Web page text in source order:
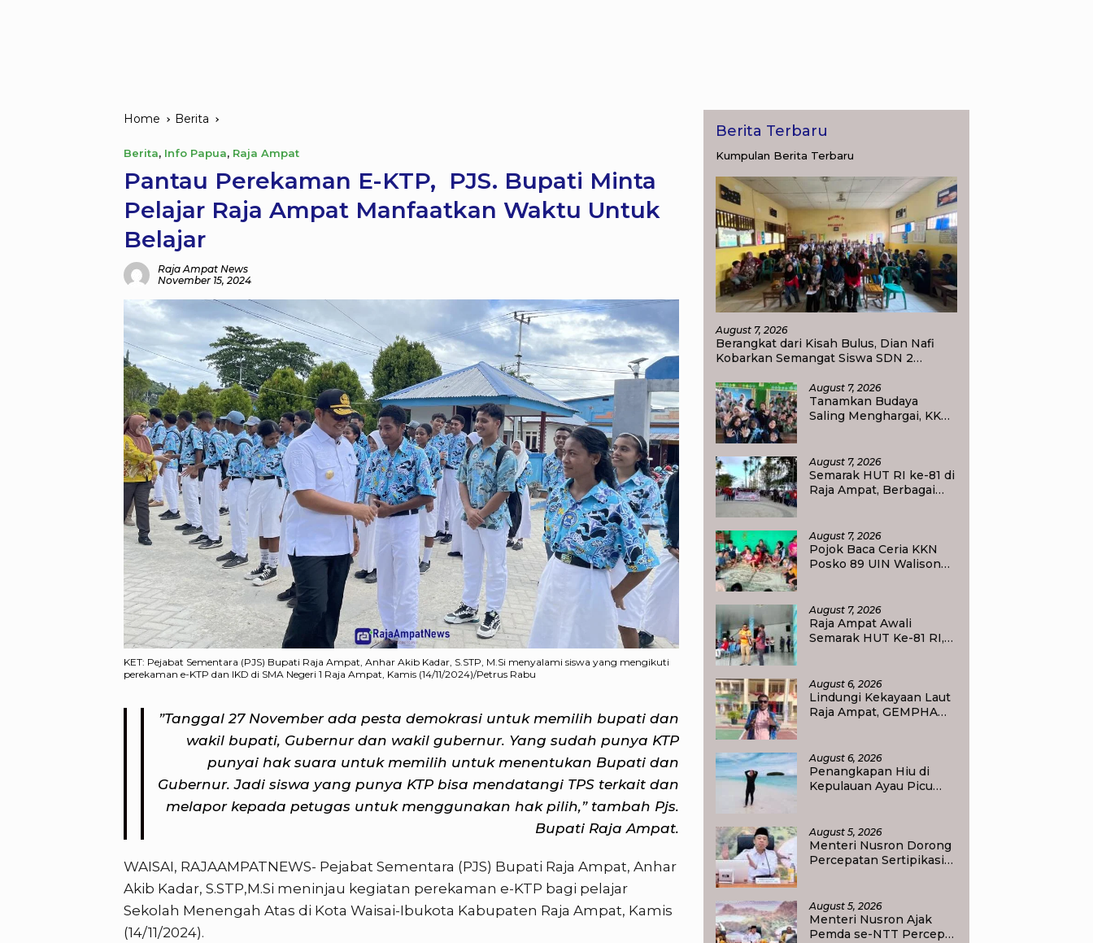
Home Berita
Berita, Info Papua, Raja Ampat
Pantau Perekaman E-KTP, PJS. Bupati Minta
Pelajar Raja Ampat Manfaatkan Waktu Untuk
Belajar
Raja Ampat News
November 15, 2024
KET: Pejabat Sementara (PJS) Bupati Raja Ampat, Anhar Akib Kadar, S.STP, M.Si menyalami siswa yang mengikuti
perekaman e-KTP dan IKD di SMA Negeri 1 Raja Ampat, Kamis (14/11/2024)/Petrus Rabu
”Tanggal 27 November ada pesta demokrasi untuk memilih bupati dan
wakil bupati, Gubernur dan wakil gubernur. Yang sudah punya KTP
punyai hak suara untuk memilih untuk menentukan Bupati dan
Gubernur. Jadi siswa yang punya KTP bisa mendatangi TPS terkait dan
melapor kepada petugas untuk menggunakan hak pilih,” tambah Pjs.
Bupati Raja Ampat.
WAISAI, RAJAAMPATNEWS- Pejabat Sementara (PJS) Bupati Raja Ampat, Anhar
Akib Kadar, S.STP,M.Si meninjau kegiatan perekaman e-KTP bagi pelajar
Sekolah Menengah Atas di Kota Waisai-Ibukota Kabupaten Raja Ampat, Kamis
(14/11/2024).
Berita Terbaru
Kumpulan Berita Terbaru
August 7, 2026
Berangkat dari Kisah Bulus, Dian Nafi
Kobarkan Semangat Siswa SDN 2
Pendidikan
August 7, 2026
Tanamkan Budaya
Saling Menghargai, KKN
tentang Bahaya Bullying
August 7, 2026
Semarak HUT RI ke-81 di
Raja Ampat, Berbagai
August 7, 2026
Pojok Baca Ceria KKN
Posko 89 UIN Walisongo
Sukorejo
August 7, 2026
Raja Ampat Awali
Semarak HUT Ke-81 RI,
August 6, 2026
Lindungi Kekayaan Laut
Raja Ampat, GEMPHA
Barat Daya
August 6, 2026
Penangkapan Hiu di
Kepulauan Ayau Picu
Korbankan Masa Depan
Raja Ampat
August 5, 2026
Menteri Nusron Dorong
Percepatan Sertipikasi
bagi Masyarakat
August 5, 2026
Menteri Nusron Ajak
Pemda se-NTT Percepat